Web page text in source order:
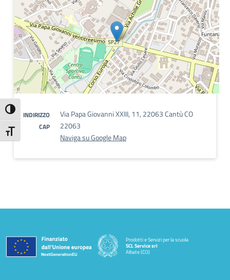
Attiva/disattiva alto contrasto
Attiva/disattiva dimensione testo
INDIRIZZO Via Papa Giovanni XXIII, 11, 22063 Cantù CO
CAP
22063
Naviga su Google Map
Prodotti e Servizi per la scuola
SCL Service srl
Albate (CO)
— Visita la pagina iniziale della scuola